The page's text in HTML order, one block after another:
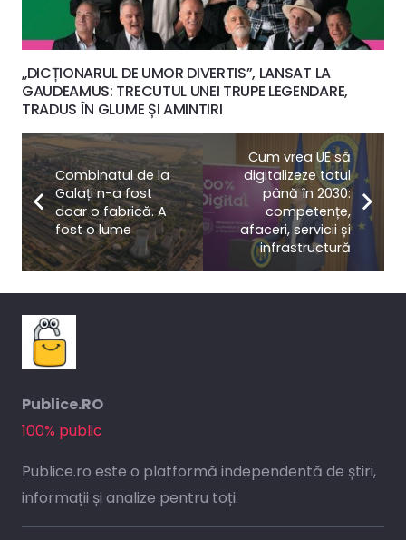
„DICȚIONARUL DE UMOR DIVERTIS”, LANSAT LA
GAUDEAMUS: TRECUTUL UNEI TRUPE LEGENDARE,
TRADUS ÎN GLUME ȘI AMINTIRI
Combinatul de la
Galați n-a fost
doar o fabrică. A
fost o lume
Cum vrea UE să
digitalizeze totul
până în 2030:
competențe,
afaceri, servicii și
infrastructură
Publice.RO
100% public
Publice.ro este o platformă independentă de știri,
informații și analize pentru toți.